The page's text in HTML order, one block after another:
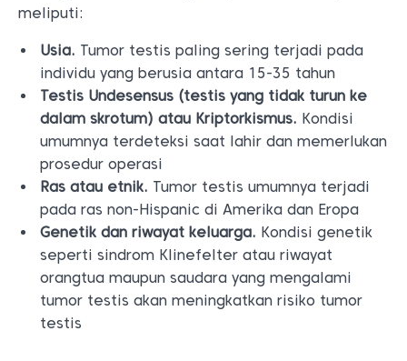
meliputi:
Usia. Tumor testis paling sering terjadi pada
individu yang berusia antara 15-35 tahun
Testis Undesensus (testis yang tidak turun ke
dalam skrotum) atau Kriptorkismus. Kondisi
umumnya terdeteksi saat lahir dan memerlukan
prosedur operasi
Ras atau etnik. Tumor testis umumnya terjadi
pada ras non-Hispanic di Amerika dan Eropa
Genetik dan riwayat keluarga. Kondisi genetik
seperti sindrom Klinefelter atau riwayat
orangtua maupun saudara yang mengalami
tumor testis akan meningkatkan risiko tumor
testis